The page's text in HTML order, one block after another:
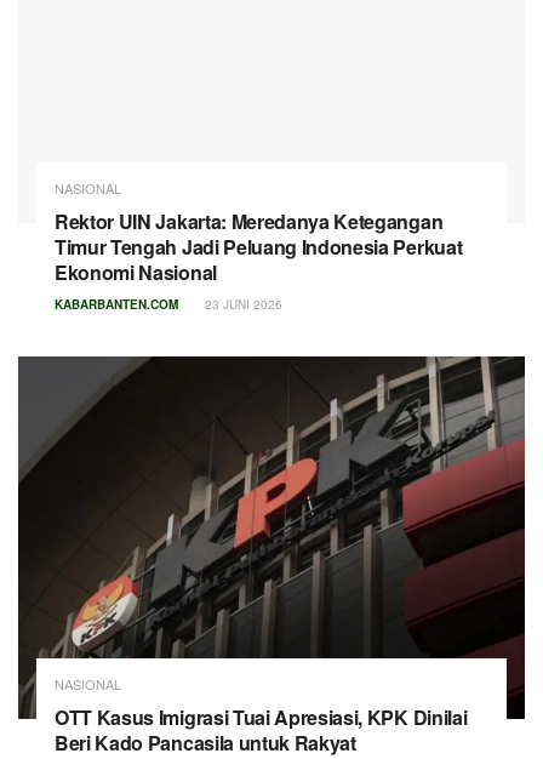
NASIONAL
Rektor UIN Jakarta: Meredanya Ketegangan
Timur Tengah Jadi Peluang Indonesia Perkuat
Ekonomi Nasional
KABARBANTEN.COM 23 JUNI 2026
NASIONAL
OTT Kasus Imigrasi Tuai Apresiasi, KPK Dinilai
Beri Kado Pancasila untuk Rakyat